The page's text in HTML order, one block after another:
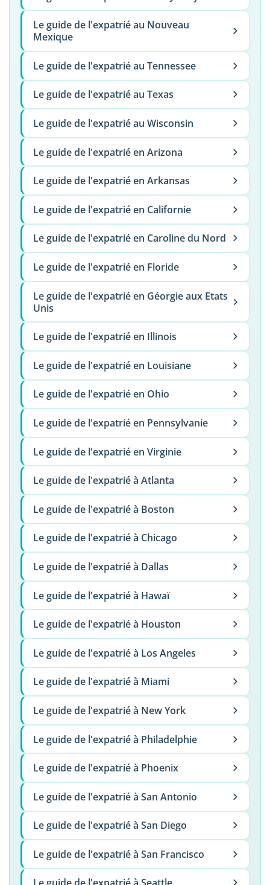
Le guide de l'expatrié au Nouveau
Mexique
Le guide de l'expatrié au Tennessee
Le guide de l'expatrié au Texas
Le guide de l'expatrié au Wisconsin
Le guide de l'expatrié en Arizona
Le guide de l'expatrié en Arkansas
Le guide de l'expatrié en Californie
Le guide de l'expatrié en Caroline du Nord
Le guide de l'expatrié en Floride
Le guide de l'expatrié en Géorgie aux Etats
Unis
Le guide de l'expatrié en Illinois
Le guide de l'expatrié en Louisiane
Le guide de l'expatrié en Ohio
Le guide de l'expatrié en Pennsylvanie
Le guide de l'expatrié en Virginie
Le guide de l'expatrié à Atlanta
Le guide de l'expatrié à Boston
Le guide de l'expatrié à Chicago
Le guide de l'expatrié à Dallas
Le guide de l'expatrié à Hawaï
Le guide de l'expatrié à Houston
Le guide de l'expatrié à Los Angeles
Le guide de l'expatrié à Miami
Le guide de l'expatrié à New York
Le guide de l'expatrié à Philadelphie
Le guide de l'expatrié à Phoenix
Le guide de l'expatrié à San Antonio
Le guide de l'expatrié à San Diego
Le guide de l'expatrié à San Francisco